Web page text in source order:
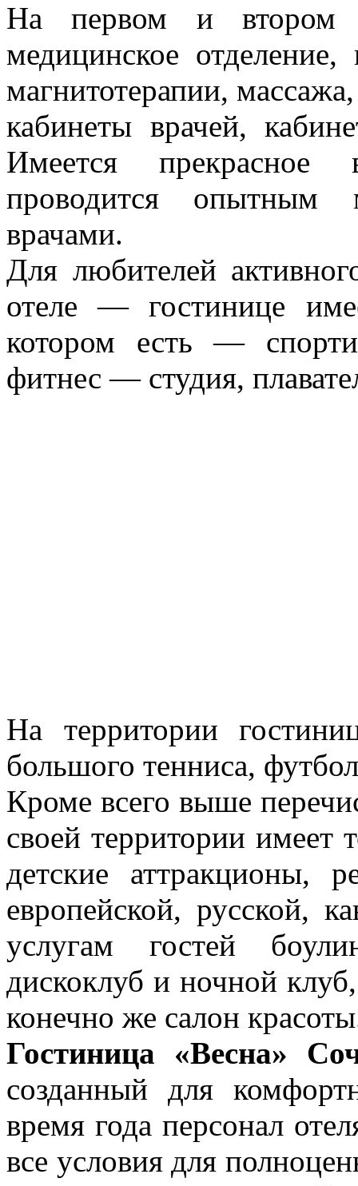
На первом и втором
медицинское
магнитотерапии,
кабинеты врачей,
Имеется прекрасное
проводится опытным
врачами.
Для любителей
отеле — гостинице
котором есть —
фитнес — студия,
На территории
большого тенниса,
Кроме всего выше
своей территории имеет
детские аттракционы,
европейской, русской,
услугам гостей
дискоклуб и ночной
конечно же салон
Гостиница «Весна»
созданный для
время года персонал
все условия для